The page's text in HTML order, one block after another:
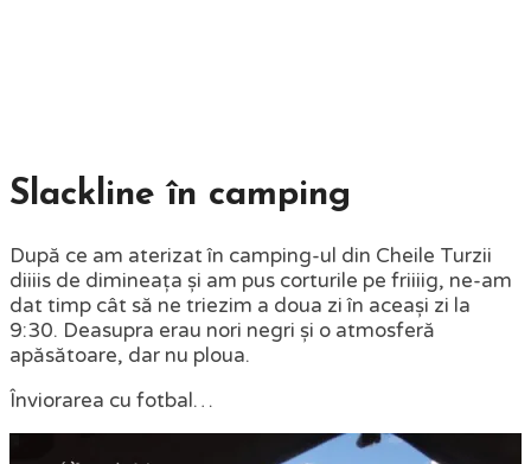
Slackline în camping
După ce am aterizat în camping-ul din Cheile Turzii
diiiis de dimineața și am pus corturile pe friiiig, ne-am
dat timp cât să ne triezim a doua zi în aceași zi la
9:30. Deasupra erau nori negri și o atmosferă
apăsătoare, dar nu ploua.
Înviorarea cu fotbal…